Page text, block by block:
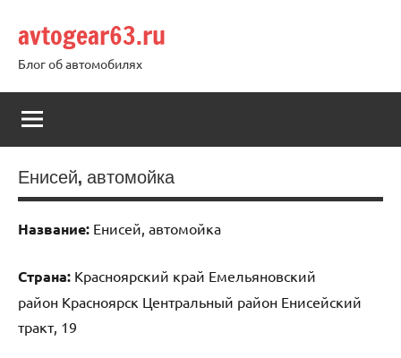
содержимому
avtogear63.ru
Блог об автомобилях
Енисей, автомойка
Название: Енисей, автомойка
Страна: Красноярский край Емельяновский
район Красноярск Центральный район Енисейский
тракт, 19